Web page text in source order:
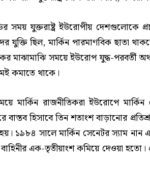
যুক্তরাষ্ট্র ইউরোপীয় দেশগুলোকে
যুক্তি ছিল, মার্কিন পারমাণবিক ছাতা
মাঝামাঝি সময়ে ইউরোপ যুদ্ধ-পরবর্তী
কমাতে থাকে।
মার্কিন রাজনীতিকরা ইউরোপে
বাস্তব হিসাবে তিন শতাংশ বাড়ানোর
১৯৮৪ সালে মার্কিন সেনেটর স্যাম নান
এক-তৃতীয়াংশ কমিয়ে দেওয়া